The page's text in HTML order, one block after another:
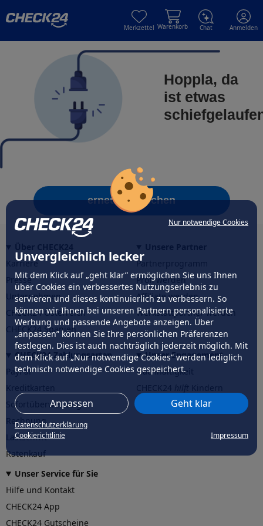
Nur notwendige Cookies
Unvergleichlich lecker
Mit dem Klick auf „geht klar” ermöglichen Sie uns Ihnen
über Cookies ein verbessertes Nutzungserlebnis zu
servieren und dieses kontinuierlich zu verbessern. So
können wir Ihnen bei unseren Partnern personalisierte
Werbung und passende Angebote anzeigen. Über
„anpassen” können Sie Ihre persönlichen Präferenzen
festlegen. Dies ist auch nachträglich jederzeit möglich. Mit
dem Klick auf „Nur notwendige Cookies” werden lediglich
technisch notwendige Cookies gespeichert.
Anpassen Geht klar
Datenschutzerklärung
Cookierichtlinie
Impressum
Merkzettel Warenkorb Chat Anmelden
Hoppla, da
ist etwas
erneut versuchen
Karriere
Presse
Unternehmen
CHECK24 Österreich
CHECK24 Spanien
Partnerprogramm
Profi werden
Affiliate werden
Werkstattpartner werden
CHECK24 Zahlungsarten
PayPal
Sofortüberweisung
Rechnung
Lastschrift
Ratenkauf
Unser Engagement
Nachhaltigkeit
CHECK24hilftder Natur
Unser Service für Sie
Hilfe und Kontakt
CHECK24 App
CHECK24 Gutscheine